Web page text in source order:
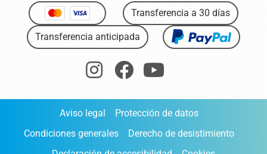
Transferencia a 30 días
Transferencia anticipada
Aviso legal
Protección de datos
Condiciones generales
Derecho de desistimiento